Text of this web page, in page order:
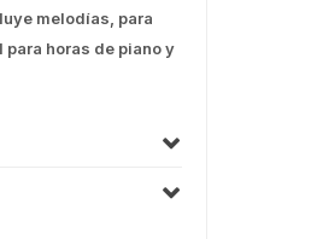
melodías, para
horas de piano y